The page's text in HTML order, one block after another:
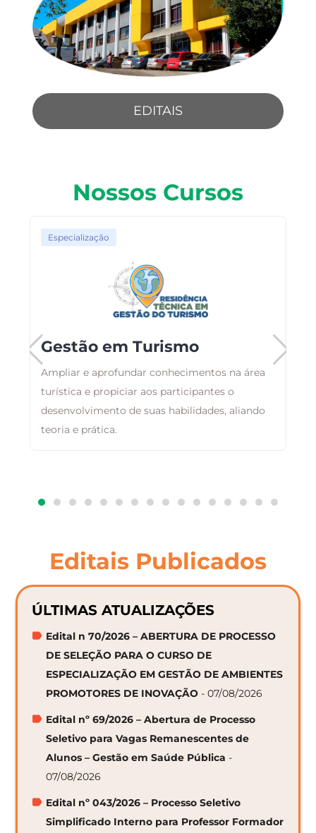
EDITAIS
Nossos Cursos
Especialização
Gestão em Turismo
Ampliar e aprofundar conhecimentos na área
turística e propiciar aos participantes o
desenvolvimento de suas habilidades, aliando
teoria e prática.
Editais Publicados
ÚLTIMAS ATUALIZAÇÕES
Edital n 70/2026 – ABERTURA DE PROCESSO
DE SELEÇÃO PARA O CURSO DE
ESPECIALIZAÇÃO EM GESTÃO DE AMBIENTES
PROMOTORES DE INOVAÇÃO - 07/08/2026
Edital nº 69/2026 – Abertura de Processo
Seletivo para Vagas Remanescentes de
Alunos – Gestão em Saúde Pública -
07/08/2026
Edital nº 043/2026 – Processo Seletivo
Simplificado Interno para Professor Formador